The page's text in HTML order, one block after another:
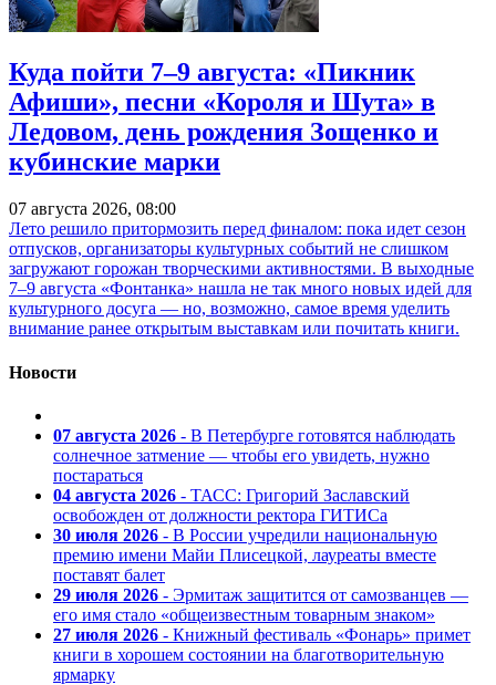
Куда пойти 7–9 августа: «Пикник
Афиши», песни «Короля и Шута» в
Ледовом, день рождения Зощенко и
кубинские марки
07 августа 2026, 08:00
Лето решило притормозить перед финалом: пока идет сезон
отпусков, организаторы культурных событий не слишком
загружают горожан творческими активностями. В выходные
7–9 августа «Фонтанка» нашла не так много новых идей для
культурного досуга — но, возможно, самое время уделить
внимание ранее открытым выставкам или почитать книги.
Новости
07 августа 2026 - В Петербурге готовятся наблюдать
солнечное затмение — чтобы его увидеть, нужно
постараться
04 августа 2026 - ТАСС: Григорий Заславский
освобожден от должности ректора ГИТИСа
30 июля 2026 - В России учредили национальную
премию имени Майи Плисецкой, лауреаты вместе
поставят балет
29 июля 2026 - Эрмитаж защитится от самозванцев —
его имя стало «общеизвестным товарным знаком»
27 июля 2026 - Книжный фестиваль «Фонарь» примет
книги в хорошем состоянии на благотворительную
ярмарку